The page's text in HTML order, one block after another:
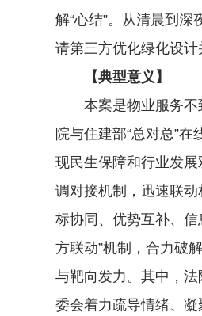
解“心结”。从清晨到
请第三方优化绿化设
【典型意义】
本案是物业服务不到
院与住建部“总对总”
现民生保障和行业发展
调对接机制，迅速联
标协同、优势互补、
方联动”机制，合力破
与靶向发力。其中，
委会着力疏导情绪、